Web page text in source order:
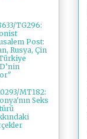
TG296:
Post:
Rusya, Çin
MT182:
Seks